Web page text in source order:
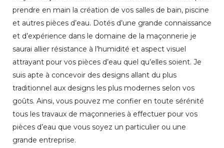
prendre en main la création de vos salles de bain, piscine
et autres pièces d’eau. Dotés d’une grande connaissance
et d’expérience dans le domaine de la maçonnerie je
saurai allier résistance à l’humidité et aspect visuel
attrayant pour vos pièces d’eau quel qu’elles soient. Je
suis apte à concevoir des designs allant du plus
traditionnel aux designs les plus modernes selon vos
goûts. Ainsi, vous pouvez me confier en toute sérénité
tous les travaux de maçonneries à effectuer pour vos
pièces d’eau que vous soyez un particulier ou une
grande entreprise.